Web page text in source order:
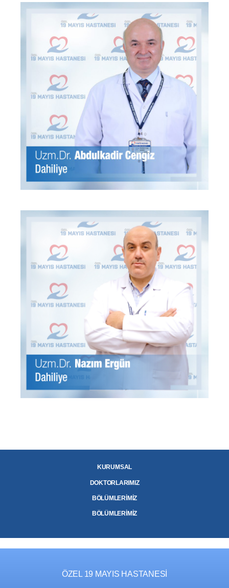
KURUMSAL
DOKTORLARIMIZ
BÖLÜMLERİMİZ
BÖLÜMLERİMİZ
ÖZEL 19 MAYIS HASTANESİ